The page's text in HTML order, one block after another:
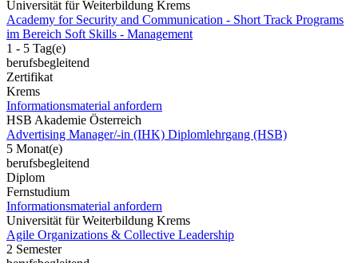
Universität für Weiterbildung Krems
Academy for Security and Communication - Short Track Programs
im Bereich Soft Skills - Management
1 - 5 Tag(e)
berufsbegleitend
Zertifikat
Krems
Informationsmaterial anfordern
HSB Akademie Österreich
Advertising Manager/-in (IHK) Diplomlehrgang (HSB)
5 Monat(e)
berufsbegleitend
Diplom
Fernstudium
Informationsmaterial anfordern
Universität für Weiterbildung Krems
Agile Organizations & Collective Leadership
2 Semester